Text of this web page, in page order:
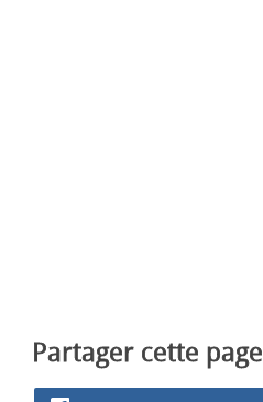
Partager cette page